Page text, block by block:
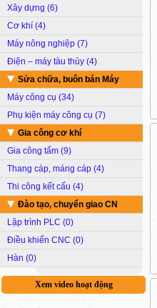
Xây dựng (6)
Cơ khí (4)
Máy nông nghiệp (7)
Điện – máy tàu thủy (4)
Sửa chữa, buôn bán Máy
Máy công cụ (34)
Phụ kiện máy công cụ (7)
Gia công cơ khí
Gia công tấm (9)
Thang cáp, máng cáp (4)
Thi công kết cấu (4)
Đào tạo, chuyển giao CN
Lập trình PLC (0)
Điều khiển CNC (0)
Hàn (0)
Xem video hoạt động